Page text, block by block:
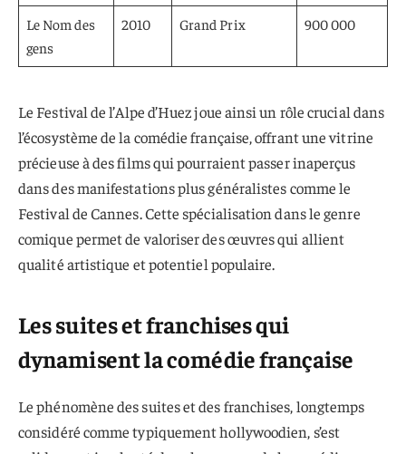
Le Nom des
gens
2010 Grand Prix 900 000
Le Festival de l’Alpe d’Huez joue ainsi un rôle crucial dans
l’écosystème de la comédie française, offrant une vitrine
précieuse à des films qui pourraient passer inaperçus
dans des manifestations plus généralistes comme le
Festival de Cannes. Cette spécialisation dans le genre
comique permet de valoriser des œuvres qui allient
qualité artistique et potentiel populaire.
Les suites et franchises qui
dynamisent la comédie française
Le phénomène des suites et des franchises, longtemps
considéré comme typiquement hollywoodien, s’est